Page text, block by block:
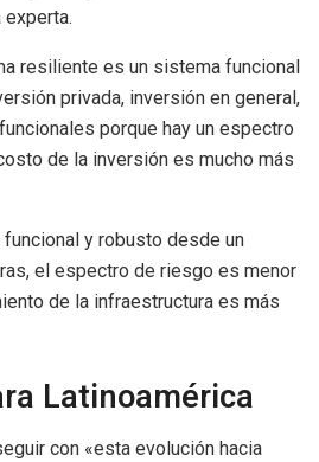
resiliente es un sistema funcional
privada, inversión en general,
porque hay un espectro
de la inversión es mucho más
y robusto desde un
el espectro de riesgo es menor
de la infraestructura es más
Latinoamérica
con «esta evolución hacia